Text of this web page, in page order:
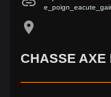
location_on
CHASSE AXE